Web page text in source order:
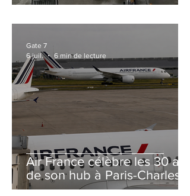
et Zurich
Air France célèbre les 30 ans
de son hub à Paris-Charles
de Gaulle
Gate 7
6 juil.
6 min de lecture